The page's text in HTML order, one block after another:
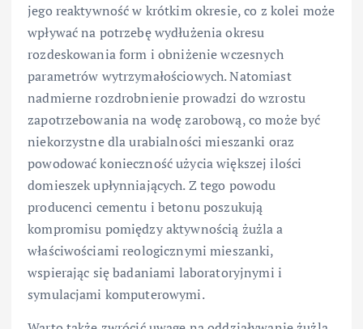
jego reaktywność w krótkim okresie, co z kolei może
wpływać na potrzebę wydłużenia okresu
rozdeskowania form i obniżenie wczesnych
parametrów wytrzymałościowych. Natomiast
nadmierne rozdrobnienie prowadzi do wzrostu
zapotrzebowania na wodę zarobową, co może być
niekorzystne dla urabialności mieszanki oraz
powodować konieczność użycia większej ilości
domieszek upłynniających. Z tego powodu
producenci cementu i betonu poszukują
kompromisu pomiędzy aktywnością żużla a
właściwościami reologicznymi mieszanki,
wspierając się badaniami laboratoryjnymi i
symulacjami komputerowymi.